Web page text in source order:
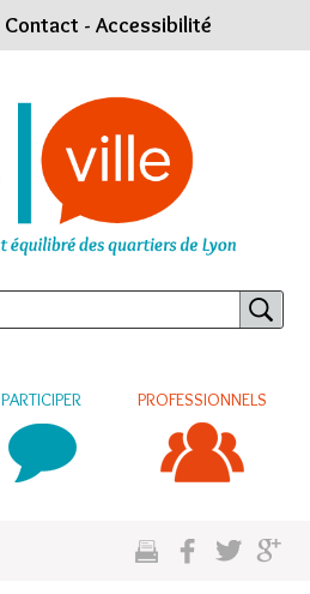
Contact - Accessibilité
PARTICIPER PROFESSIONNELS